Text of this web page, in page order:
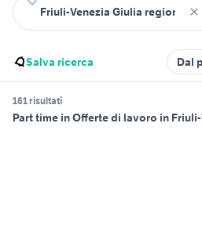
Salva ricerca Dal
161 risultati
Part time in Offerte di lavoro in